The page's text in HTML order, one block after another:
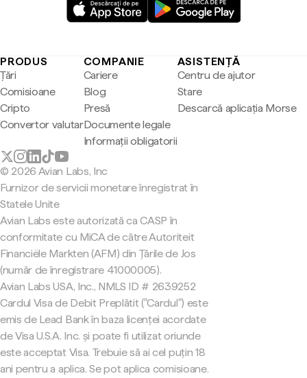
PRODUS
Țări
Comisioane
Cripto
Convertor valutar
COMPANIE
Cariere
Blog
Presă
Documente legale
Informații obligatorii
ASISTENȚĂ
Centru de ajutor
Stare
Descarcă aplicația Morse
© 2026 Avian Labs, Inc
Furnizor de servicii monetare înregistrat în
Statele Unite
Avian Labs este autorizată ca CASP în
conformitate cu MiCA de către Autoriteit
Financiële Markten (AFM) din Țările de Jos
(număr de înregistrare 41000005).
Avian Labs USA, Inc., NMLS ID # 2639252
Cardul Visa de Debit Preplătit ("Cardul") este
emis de Lead Bank în baza licenței acordate
de Visa U.S.A. Inc. și poate fi utilizat oriunde
este acceptat Visa. Trebuie să ai cel puțin 18
ani pentru a aplica. Se pot aplica comisioane.